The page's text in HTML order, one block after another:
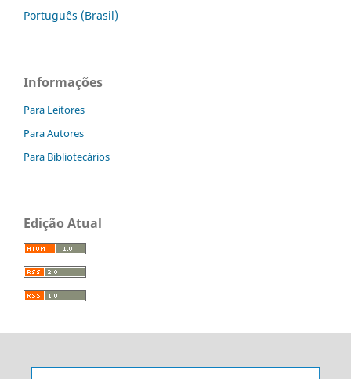
Português (Brasil)
Informações
Para Leitores
Para Autores
Para Bibliotecários
Edição Atual